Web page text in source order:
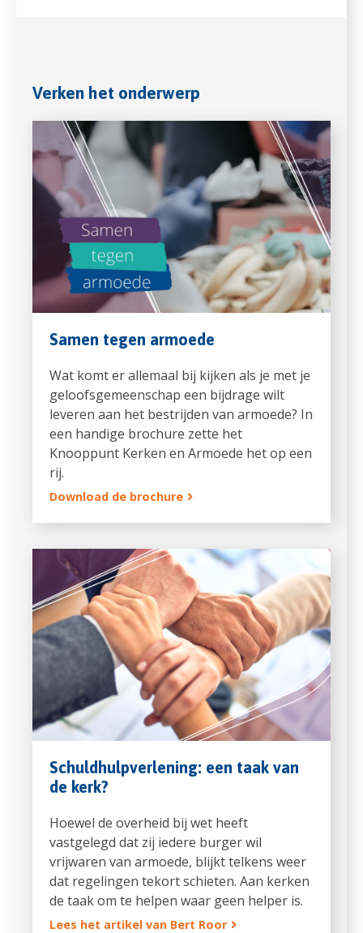
Verken het onderwerp
Samen tegen armoede
Wat komt er allemaal bij kijken als je met je
geloofsgemeenschap een bijdrage wilt
leveren aan het bestrijden van armoede? In
een handige brochure zette het
Knooppunt Kerken en Armoede het op een
rij.
Download de brochure
Schuldhulpverlening: een taak van
de kerk?
Hoewel de overheid bij wet heeft
vastgelegd dat zij iedere burger wil
vrijwaren van armoede, blijkt telkens weer
dat regelingen tekort schieten. Aan kerken
de taak om te helpen waar geen helper is.
Lees het artikel van Bert Roor